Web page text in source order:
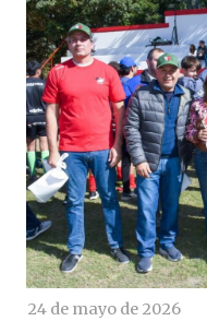
24 de mayo de 2026